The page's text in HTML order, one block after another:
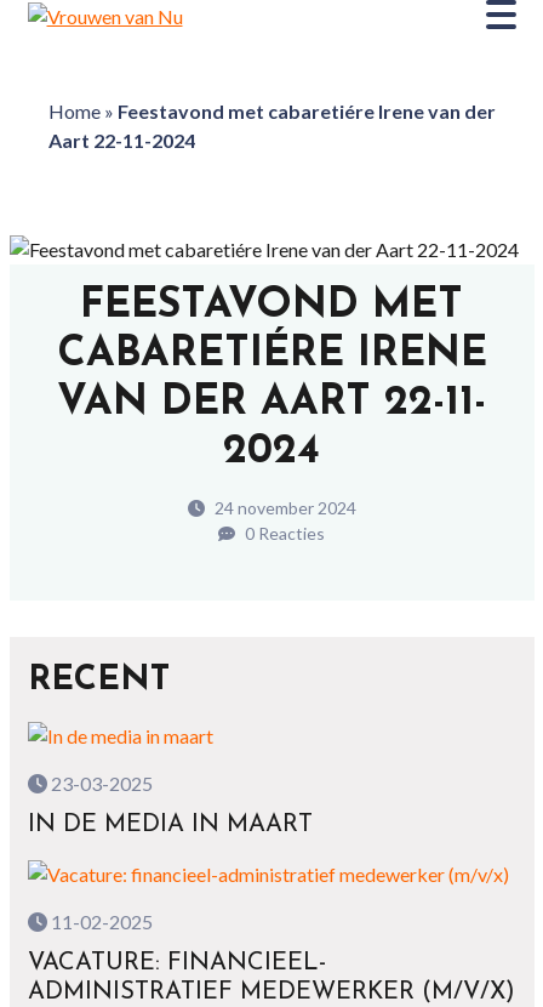
Home» Feestavond met cabaretiére Irene van der
Aart 22-11-2024
FEESTAVOND MET
CABARETIÉRE IRENE
VAN DER AART 22-11-
2024
24 november 2024
0 Reacties
RECENT
23-03-2025
IN DE MEDIA IN MAART
11-02-2025
VACATURE: FINANCIEEL-
ADMINISTRATIEF MEDEWERKER (M/V/X)